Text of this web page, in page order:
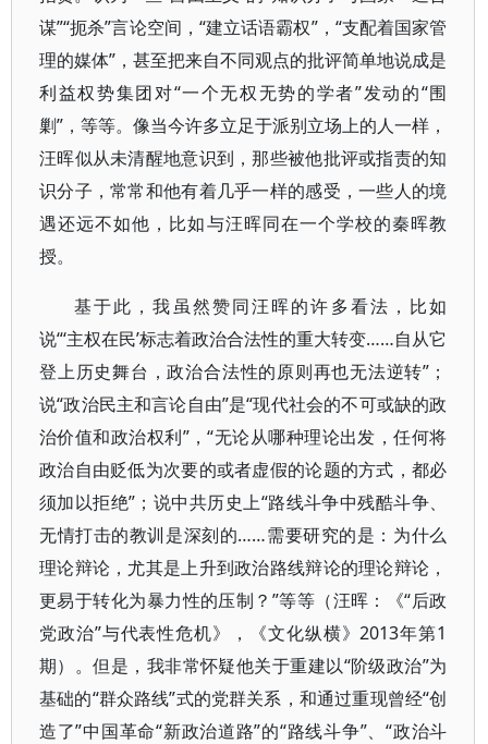
谋”“扼杀”言论空间，“建立话语霸权”，“支配着国家管
理的媒体”，甚至把来自不同观点的批评简单地说成是
利益权势集团对“一个无权无势的学者”发动的“围
剿”，等等。像当今许多立足于派别立场上的人一样，
汪晖似从未清醒地意识到，那些被他批评或指责的知
识分子，常常和他有着几乎一样的感受，一些人的境
遇还远不如他，比如与汪晖同在一个学校的秦晖教
授。
基于此，我虽然赞同汪晖的许多看法，比如
说“‘主权在民’标志着政治合法性的重大转变……自从它
登上历史舞台，政治合法性的原则再也无法逆转”；
说“政治民主和言论自由”是“现代社会的不可或缺的政
治价值和政治权利”，“无论从哪种理论出发，任何将
政治自由贬低为次要的或者虚假的论题的方式，都必
须加以拒绝”；说中共历史上“路线斗争中残酷斗争、
无情打击的教训是深刻的……需要研究的是：为什么
理论辩论，尤其是上升到政治路线辩论的理论辩论，
更易于转化为暴力性的压制？”等等（汪晖：《“后政
党政治”与代表性危机》，《文化纵横》2013年第1
期）。但是，我非常怀疑他关于重建以“阶级政治”为
基础的“群众路线”式的党群关系，和通过重现曾经“创
造了”中国革命“新政治道路”的“路线斗争”、“政治斗